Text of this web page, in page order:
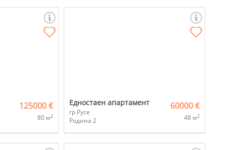
125000 €
80 м2
Едностаен апартамент
гр.Русе
Родина 2
60000 €
48 м2